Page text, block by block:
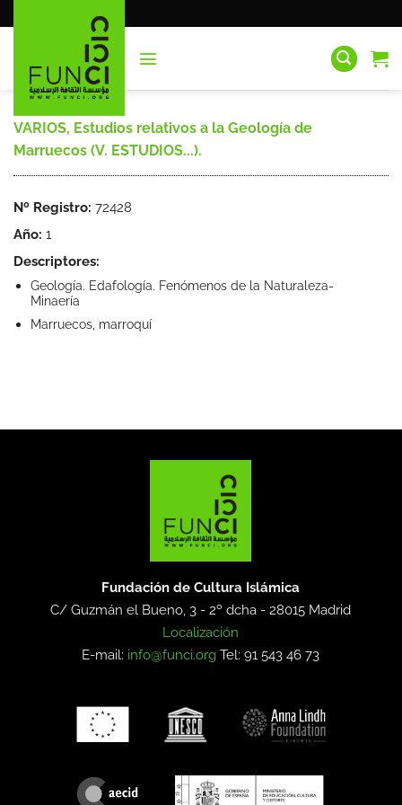
al
VARIOS, Estudios relativos a la Geología de
Marruecos (V. ESTUDIOS...).
Nº Registro: 72428
Año: 1
Descriptores:
Geología. Edafología. Fenómenos de la Naturaleza-
Minaería
Marruecos, marroquí
Fundación de Cultura Islámica
C/ Guzmán el Bueno, 3 - 2º dcha -28015 Madrid
Localización
E-mail: info@funci.org Tel: 91 543 46 73